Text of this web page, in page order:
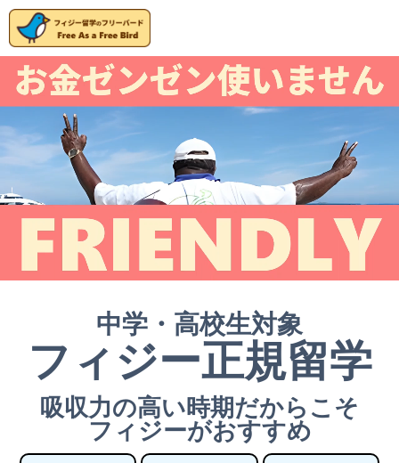
中学・高校生対象
フィジー正規留学
吸収力の高い時期だからこそ
フィジーがおすすめ